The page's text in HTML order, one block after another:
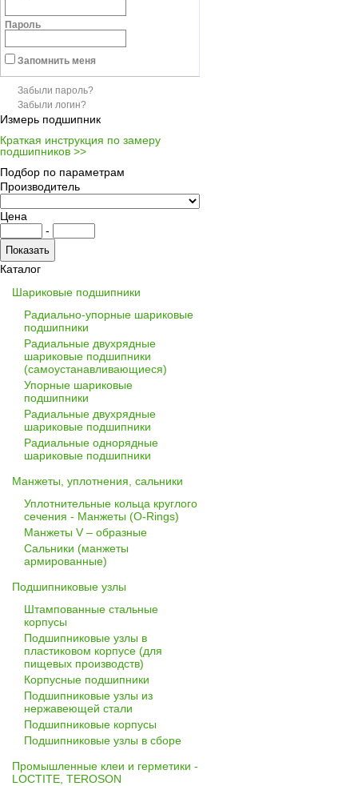
Пароль
Запомнить меня
Забыли пароль?
Забыли логин?
Измерь подшипник
Краткая инструкция по замеру
подшипников >>
Подбор по параметрам
Производитель
Цена
-
Каталог
Шариковые подшипники
Радиально-упорные шариковые
подшипники
Радиальные двухрядные
шариковые подшипники
(самоустанавливающиеся)
Упорные шариковые
подшипники
Радиальные двухрядные
шариковые подшипники
Радиальные однорядные
шариковые подшипники
Манжеты, уплотнения, сальники
Уплотнительные кольца круглого
сечения - Манжеты (O-Rings)
Манжеты V – образные
Сальники (манжеты
армированные)
Подшипниковые узлы
Штампованные стальные
корпусы
Подшипниковые узлы в
пластиковом корпусе (для
пищевых производств)
Корпусные подшипники
Подшипниковые узлы из
нержавеющей стали
Подшипниковые корпусы
Подшипниковые узлы в сборе
Промышленные клеи и герметики -
LOCTITE, TEROSON